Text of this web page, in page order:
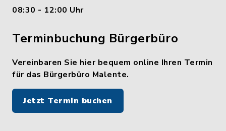
08:30 - 12:00 Uhr
Terminbuchung Bürgerbüro
Vereinbaren Sie hier bequem online Ihren Termin
für das Bürgerbüro Malente.
Jetzt Termin buchen